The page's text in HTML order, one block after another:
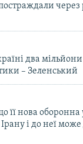
через
два
– Зеленський
її нова оборонна
і до неї